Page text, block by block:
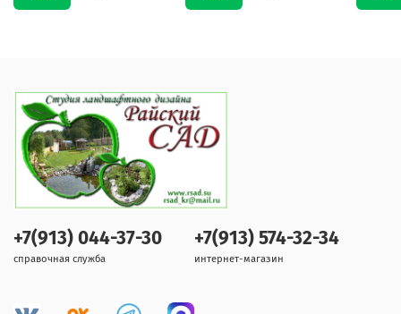
+7(913) 044-37-30
справочная служба
+7(913) 574-32-34
интернет-магазин